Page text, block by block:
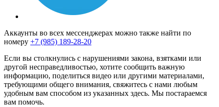
Аккаунты во всех мессенджерах можно также найти по
номеру +7 (985) 189-28-20
Если вы столкнулись с нарушениями закона, взятками или
другой несправедливостью, хотите сообщить важную
информацию, поделиться видео или другими материалами,
требующими общего внимания, свяжитесь с нами любым
удобным вам способом из указанных здесь. Мы постараемся
вам помочь.